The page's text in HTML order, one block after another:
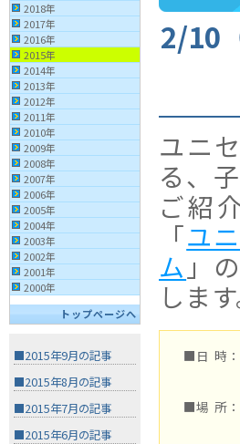
2018年
2017年
2016年
2015年
2014年
2013年
2012年
2011年
2010年
2009年
2008年
2007年
2006年
2005年
2004年
2003年
2002年
2001年
2000年
トップページへ
■2015年9月の記事
■2015年8月の記事
■2015年7月の記事
■2015年6月の記事
2/10
ユニ
る、
ご紹
「ユ
ム 」
します
■日 時：
■場 所：